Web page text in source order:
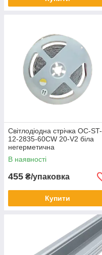
Світлодіодна стрічка ОС-ST-
12-2835-60СW 20-V2 біла
негерметична
В наявності
455 ₴/упаковка
Купити